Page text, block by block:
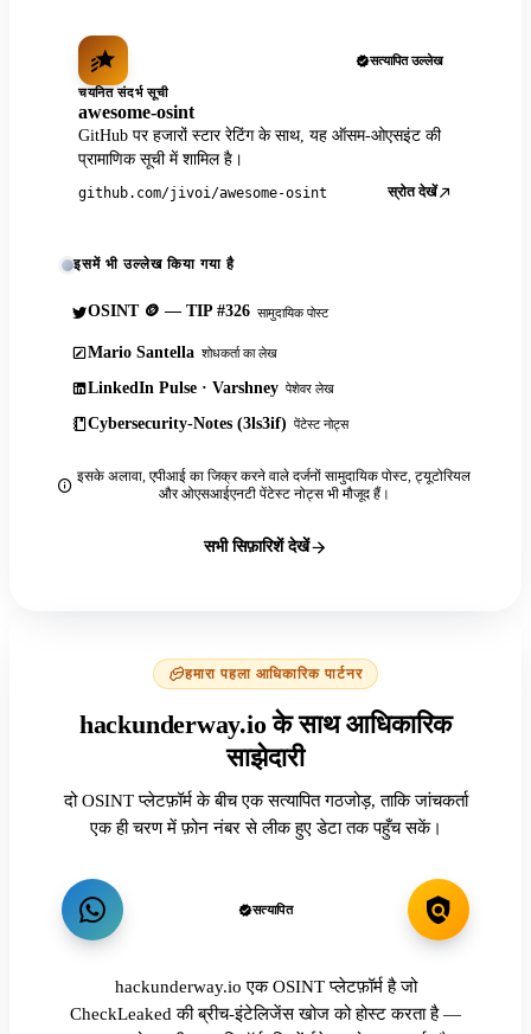
सत्यापित उल्लेख
चयनित संदर्भ सूची
awesome-osint
GitHub पर हजारों स्टार रेटिंग के साथ, यह ऑसम-ओएसइंट की
प्रामाणिक सूची में शामिल है।
github.com/jivoi/awesome-osint स्रोत देखें
इसमें भी उल्लेख किया गया है
OSINT 🪙 — TIP #326 सामुदायिक पोस्ट
Mario Santella शोधकर्ता का लेख
LinkedIn Pulse · Varshney पेशेवर लेख
Cybersecurity-Notes (3ls3if) पेंटेस्ट नोट्स
इसके अलावा, एपीआई का जिक्र करने वाले दर्जनों सामुदायिक पोस्ट, ट्यूटोरियल
और ओएसआईएनटी पेंटेस्ट नोट्स भी मौजूद हैं।
सभी सिफ़ारिशें देखें
हमारा पहला आधिकारिक पार्टनर
hackunderway.io के साथ आधिकारिक
साझेदारी
दो OSINT प्लेटफ़ॉर्म के बीच एक सत्यापित गठजोड़, ताकि जांचकर्ता
एक ही चरण में फ़ोन नंबर से लीक हुए डेटा तक पहुँच सकें।
सत्यापित
hackunderway.io एक OSINT प्लेटफ़ॉर्म है जो
CheckLeaked की ब्रीच-इंटेलिजेंस खोज को होस्ट करता है —